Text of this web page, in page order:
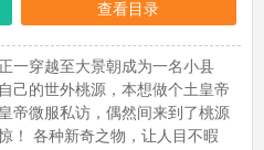
查看目录
一穿越至大景朝成为一名小县
己的世外桃源，本想做个土皇帝
帝微服私访，偶然间来到了桃源
各种新奇之物，让人目不暇